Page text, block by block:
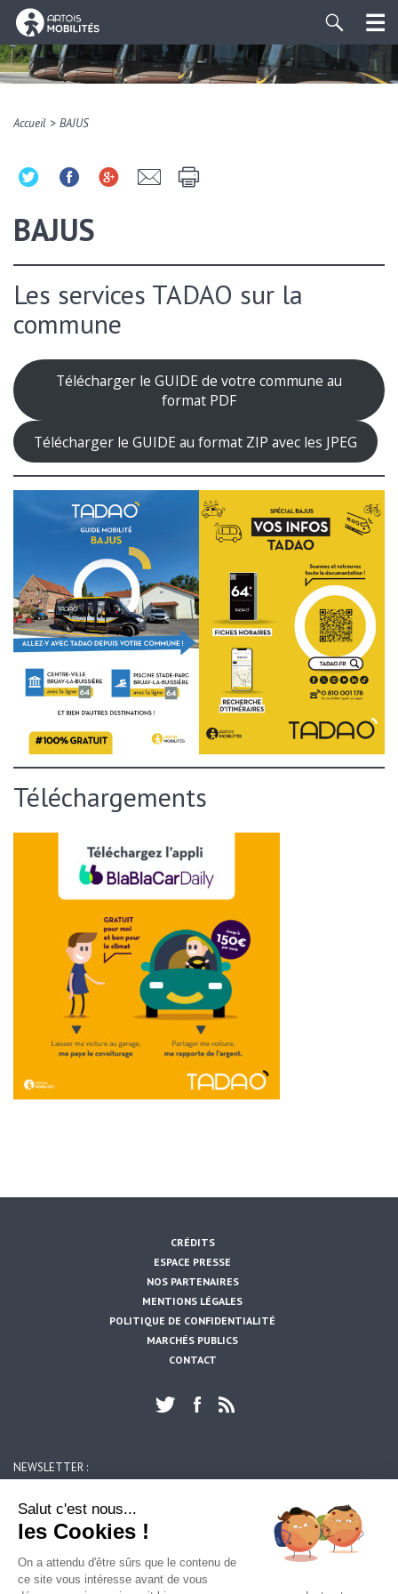
Accueil > BAJUS
BAJUS
Les services TADAO sur la
commune
Télécharger le GUIDE de votre commune au
format PDF
Télécharger le GUIDE au format ZIP avec les JPEG
Téléchargements
CRÉDITS
ESPACE PRESSE
NOS PARTENAIRES
MENTIONS LÉGALES
POLITIQUE DE CONFIDENTIALITÉ
MARCHÉS PUBLICS
CONTACT
NEWSLETTER :
ARTOIS MOBILITES
39, rue du 14 juillet
62300 LENS
Salut c'est nous...
les Cookies !
On a attendu d'être sûrs que le contenu de
ce site vous intéresse avant de vous